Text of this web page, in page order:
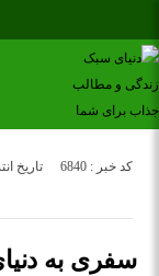
تاریخ انتشار :
کد خبر : 6840
سفری به